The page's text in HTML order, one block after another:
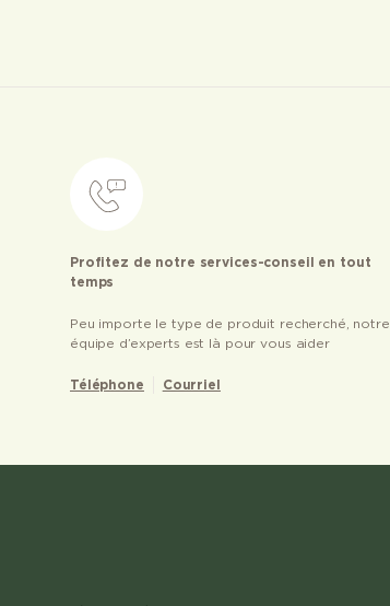
Profitez de notre services-conseil en tout
temps
Peu importe le type de produit recherché, notre
équipe d’experts est là pour vous aider
Téléphone Courriel